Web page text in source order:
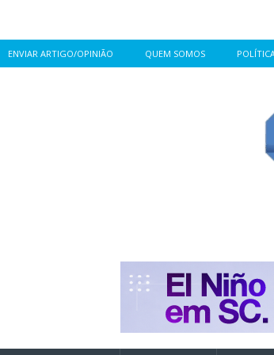
ENVIAR ARTIGO/OPINIÃO QUEM SOMOS